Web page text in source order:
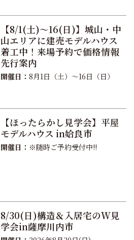
【8/1(土)〜16(日)】城山・中
山エリアに建売モデルハウス
着工中！来場予約で価格情報
先行案内
開催日： 8月1日（土）〜16日（日）
【ほったらかし見学会】平屋
モデルハウス in姶良市
開催日： ※随時ご予約受付中!!
8/30(日)構造＆入居宅のW見
学会in薩摩川内市